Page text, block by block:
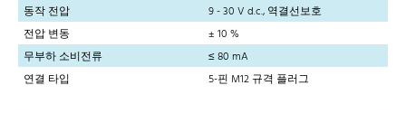
동작 전압
9 - 30 V d.c., 역결선보호
전압 변동
± 10 %
무부하 소비전류
≤ 80 mA
연결 타입
5-핀 M12 규격 플러그